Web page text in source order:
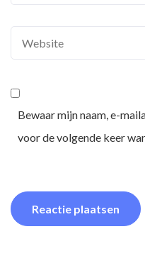
Bewaar mijn naam, e-
voor de volgende keer